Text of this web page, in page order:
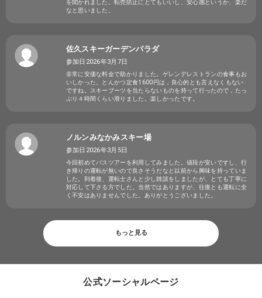
を聞かれました。転売防止にとてもいいし、安心感というか、楽だ
なと思いました。
佐久スキーガーデンパラダ
参加日2026年3月7日
非常に安価な料金で助かりました。ゲレンデレストランの食事もお
いしかった。とんかつ定食1600円は，良心的とも言えなくもない
ですね。スキーブーツを当たらないものを持って行ったので，たっ
ぷり４時間くらい滑りました。楽しかったです。
ノルンみなかみスキー場
参加日2026年3月5日
今回初めてバスツアーを利用してみました。値段が安いですし、行
き帰りの運転が無いので良さそうだなと以前から興味を持っていま
した。到着後、運転士さんと少し雑談をしましたが、とても丁寧に
対応して下さる方でした。当然ではありますが、往復とも運転に全
く不安はありませんでした。ありがとうございました。
もっと見る
公式ソーシャルページ